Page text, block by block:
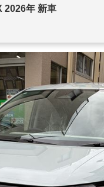
2026年 新車